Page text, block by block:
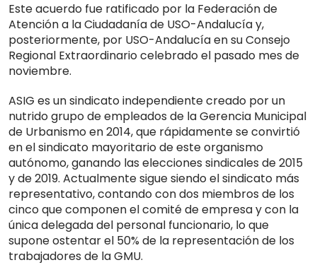
Este acuerdo fue ratificado por la Federación de
Atención a la Ciudadanía de USO-Andalucía y,
posteriormente, por USO-Andalucía en su Consejo
Regional Extraordinario celebrado el pasado mes de
noviembre.
ASIG es un sindicato independiente creado por un
nutrido grupo de empleados de la Gerencia Municipal
de Urbanismo en 2014, que rápidamente se convirtió
en el sindicato mayoritario de este organismo
autónomo, ganando las elecciones sindicales de 2015
y de 2019. Actualmente sigue siendo el sindicato más
representativo, contando con dos miembros de los
cinco que componen el comité de empresa y con la
única delegada del personal funcionario, lo que
supone ostentar el 50% de la representación de los
trabajadores de la GMU.